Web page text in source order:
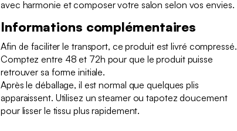
avec harmonie et composer votre salon selon vos envies.
Informations complémentaires
Afin de faciliter le transport, ce produit est livré compressé.
Comptez entre 48 et 72h pour que le produit puisse
retrouver sa forme initiale.
Après le déballage, il est normal que quelques plis
apparaissent. Utilisez un steamer ou tapotez doucement
pour lisser le tissu plus rapidement.